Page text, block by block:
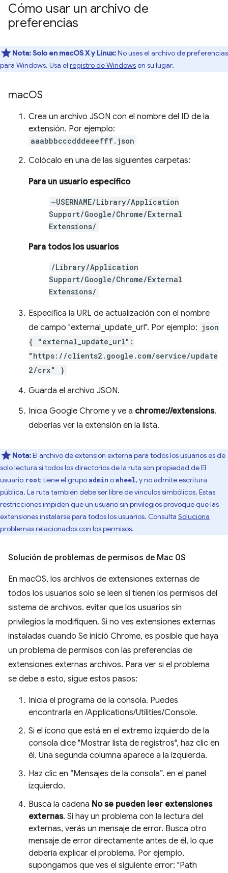
Cómo usar un archivo de
preferencias
Nota:Solo en macOS X y Linux:No uses el archivo de preferencias
para Windows. Usa el registro de Windowsen su lugar.
macOS
Crea un archivo JSON con el nombre del ID de la
extensión. Por ejemplo:
aaabbbcccdddeeefff.json
Colócalo en una de las siguientes carpetas:
Para un usuario específico
~USERNAME/Library/Application
Support/Google/Chrome/External
Extensions/
Para todos los usuarios
/Library/Application
Support/Google/Chrome/External
Extensions/
Especifica la URL de actualización con el nombre
de campo "external_update_url". Por ejemplo: json
{ "external_update_url":
"https://clients2.google.com/service/update
2/crx" }
Guarda el archivo JSON.
Inicia Google Chrome y ve a chrome://extensions.
deberías ver la extensión en la lista.
Nota:El archivo de extensión externa para todos los usuarios es de
solo lectura si todos los directorios de la ruta son propiedad de El
usuario root tiene el grupo admin owheel, y no admite escritura
pública. La ruta también debe ser libre de vínculos simbólicos. Estas
restricciones impiden que un usuario sin privilegios provoque que las
extensiones instalarse para todos los usuarios. Consulta Soluciona
problemas relacionados con los permisos.
Solución de problemas de permisos de Mac OS
En macOS, los archivos de extensiones externas de
todos los usuarios solo se leen si tienen los permisos del
sistema de archivos. evitar que los usuarios sin
privilegios la modifiquen. Si no ves extensiones externas
instaladas cuando Se inició Chrome, es posible que haya
un problema de permisos con las preferencias de
extensiones externas archivos. Para ver si el problema
se debe a esto, sigue estos pasos:
Inicia el programa de la consola. Puedes
encontrarla en /Applications/Utilities/Console.
Si el ícono que está en el extremo izquierdo de la
consola dice "Mostrar lista de registros", haz clic en
él. Una segunda columna aparece a la izquierda.
Haz clic en “Mensajes de la consola”. en el panel
izquierdo.
Busca la cadena No se pueden leer extensiones
externas. Si hay un problema con la lectura del
externas, verás un mensaje de error. Busca otro
mensaje de error directamente antes de él, lo que
debería explicar el problema. Por ejemplo,
supongamos que ves el siguiente error: "Path